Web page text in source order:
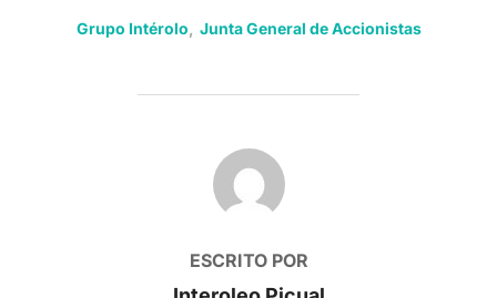
Grupo Intérolo Junta General de Accionistas
AUTOR DE LA PUBLICACIÓN
ESCRITO POR